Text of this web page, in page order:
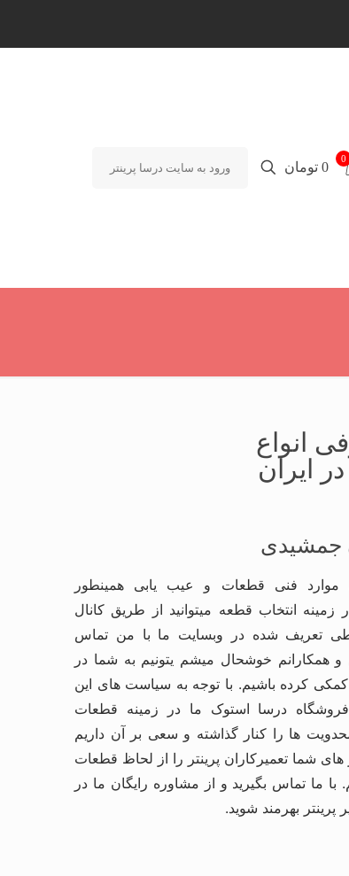
0
0 تومان ورود به سایت درسا پرینتر
انواع
ایران
جمشیدی
موارد فنی قطعات و عیب یابی همینطور
زمینه انتخاب قطعه میتوانید از طریق کانال
تعریف شده در وبسایت ما با من تماس
و همکارانم خوشحال میشم یتونیم به شما در
کمکی کرده باشیم. با توجه به سیاست های این
درسا استوک ما در زمینه قطعات
ها را کنار گذاشته و سعی بر آن داریم
های شما تعمیرکاران پرینتر را از لحاظ قطعات
با ما تماس بگیرید و از مشاوره رایگان ما در
پرینتر بهرمند شوید.